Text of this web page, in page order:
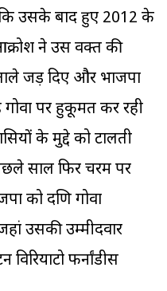
उसके बाद हुए 2012 के
ने उस वक्त की
जड़ दिए और भाजपा
पर हुकूमत कर रही
के मुद्दे को टालती
साल फिर चरम पर
को दक्षिण गोवा
उसकी उम्मीदवार
फर्नांडीस